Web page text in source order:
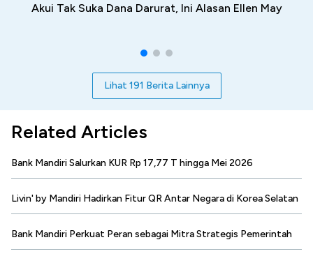
Akui Tak Suka Dana Darurat, Ini Alasan Ellen May
Lihat 191 Berita Lainnya
Related Articles
Bank Mandiri Salurkan KUR Rp 17,77 T hingga Mei 2026
Livin' by Mandiri Hadirkan Fitur QR Antar Negara di Korea Selatan
Bank Mandiri Perkuat Peran sebagai Mitra Strategis Pemerintah